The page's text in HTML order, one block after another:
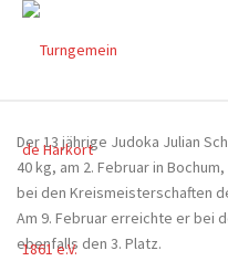
Der 13 jährige Judoka Julian
40 kg, am 2. Februar in Bochum,
bei den Kreismeisterschaften
Am 9. Februar erreichte er bei
ebenfalls den 3. Platz.